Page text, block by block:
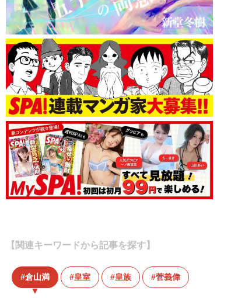
【関連キーワードから記事を探す】
倉山満 皇室 皇族 菅義偉